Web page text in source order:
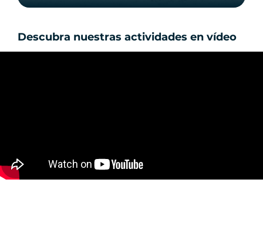
Descubra nuestras actividades en vídeo